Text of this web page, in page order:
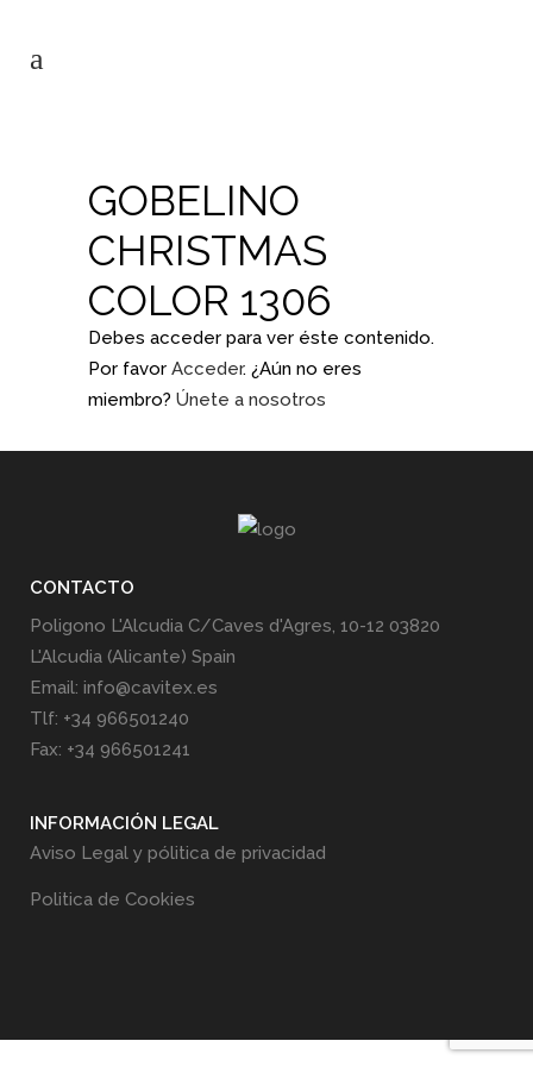
GOBELINO
CHRISTMAS
COLOR 1306
Debes acceder para ver éste contenido.
Por favor Acceder. ¿Aún no eres
miembro? Únete a nosotros
CONTACTO
Poligono L'Alcudia C/Caves d'Agres, 10-12 03820
L'Alcudia (Alicante) Spain
Email: info@cavitex.es
Tlf: +34 966501240
Fax: +34 966501241
INFORMACIÓN LEGAL
Aviso Legal y pólitica de privacidad
Politica de Cookies